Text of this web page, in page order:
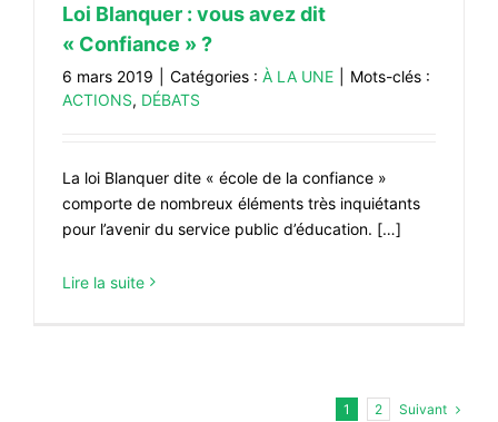
Loi Blanquer : vous avez dit
« Confiance » ?
6 mars 2019 Catégories : À LA UNE
Mots-clés :
ACTIONS, DÉBATS
La loi Blanquer dite « école de la confiance »
comporte de nombreux éléments très inquiétants
pour l’avenir du service public d’éducation. […]
Lire la suite
1 2 Suivant